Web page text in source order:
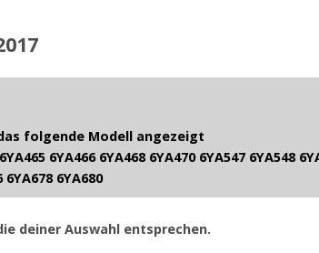
folgende Modell angezeigt
6YA466 6YA468 6YA470 6YA547 6YA548
6YA678 6YA680
deiner Auswahl entsprechen.